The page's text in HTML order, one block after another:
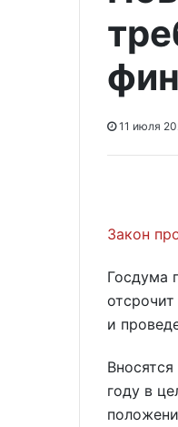
11 июля
Закон
Госдума
и
году в